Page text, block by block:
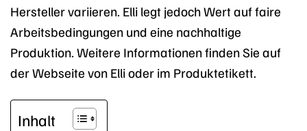
Hersteller variieren. Elli legt jedoch Wert auf faire
Arbeitsbedingungen und eine nachhaltige
Produktion. Weitere Informationen finden Sie auf
der Webseite von Elli oder im Produktetikett.
Inhalt